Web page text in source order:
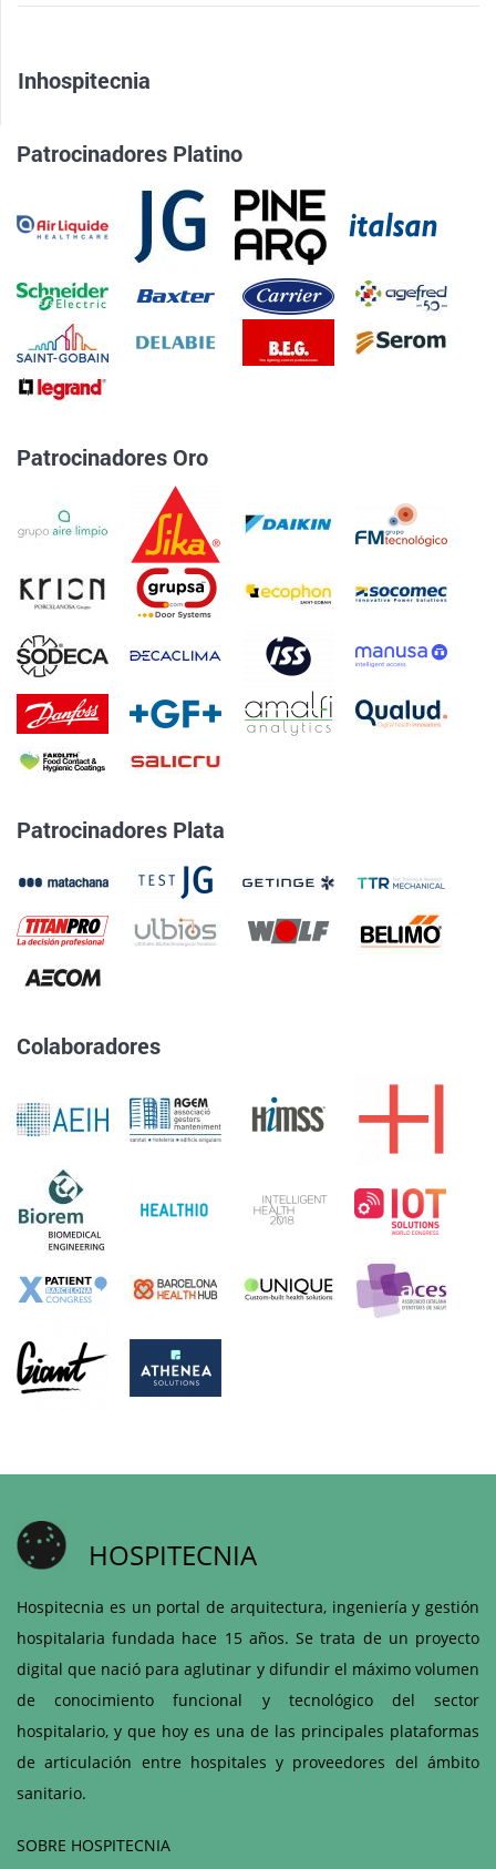
Inhospitecnia
Patrocinadores Platino
Patrocinadores Oro
Patrocinadores Plata
Colaboradores
HOSPITECNIA
Hospitecnia es un portal de arquitectura, ingeniería y gestión
hospitalaria fundada hace 15 años. Se trata de un proyecto
digital que nació para aglutinar y difundir el máximo volumen
de conocimiento funcional y tecnológico del sector
hospitalario, y que hoy es una de las principales plataformas
de articulación entre hospitales y proveedores del ámbito
sanitario.
SOBRE HOSPITECNIA